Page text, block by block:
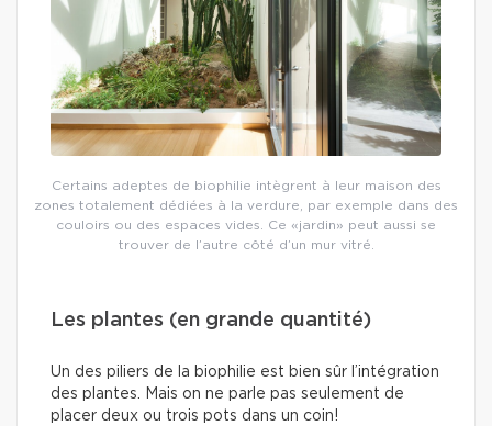
Certains adeptes de biophilie intègrent à leur maison des
zones totalement dédiées à la verdure, par exemple dans des
couloirs ou des espaces vides. Ce «jardin» peut aussi se
trouver de l’autre côté d’un mur vitré.
Les plantes (en grande quantité)
Un des piliers de la biophilie est bien sûr l’intégration
des plantes. Mais on ne parle pas seulement de
placer deux ou trois pots dans un coin!